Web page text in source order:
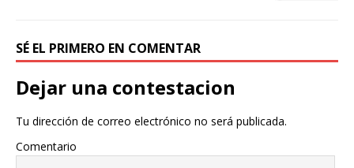
SÉ EL PRIMERO EN COMENTAR
Dejar una contestacion
Tu dirección de correo electrónico no será publicada.
Comentario